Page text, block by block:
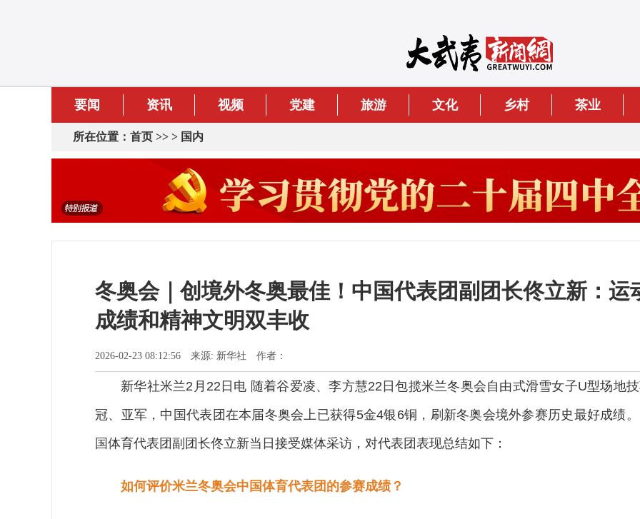
要闻 资讯 视频 党建 旅游 文化 乡村 茶业
所在位置： 首页 >> > 国内
冬奥会｜创境外冬奥最佳！中国代表团副团长佟立新：运
成绩和精神文明双丰收
2026-02-23 08:12:56 来源: 新华社 作者：
新华社米兰2月22日电 随着谷爱凌、李方慧22日包揽米兰冬奥会自由式滑雪女子U型场地
冠、亚军，中国代表团在本届冬奥会上已获得5金4银6铜，刷新冬奥会境外参赛历史最好成绩
国体育代表团副团长佟立新当日接受媒体采访，对代表团表现总结如下：
如何评价米兰冬奥会中国体育代表团的参赛成绩？